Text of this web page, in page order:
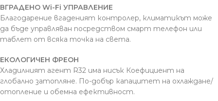
ВГРАДЕНО Wi-Fi УПРАВЛЕНИЕ
Благодарение вгаденият контролер, климатикът може
да бъде управляван посредством смарт телефон или
таблет от всяка точка на света.
ЕКОЛОГИЧЕН ФРЕОН
Хладилният агент R32 има нисък Коефициент на
глобално затопляне. По-добър капацитет на охлаждане/
отопление и обемна ефективност.